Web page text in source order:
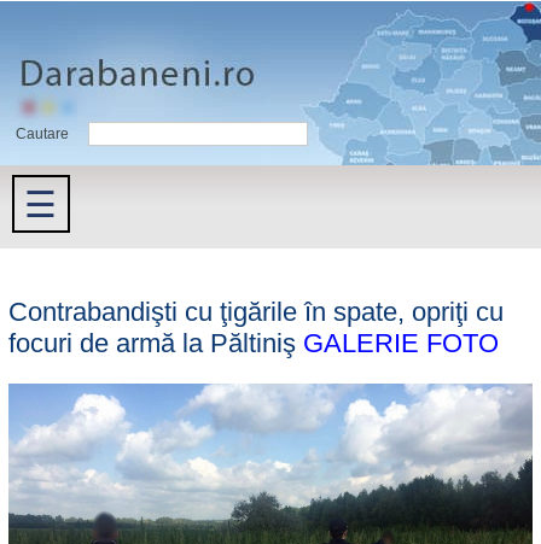
Cautare
☰
Contrabandişti cu ţigările în spate, opriţi cu
focuri de armă la Păltiniş GALERIE FOTO